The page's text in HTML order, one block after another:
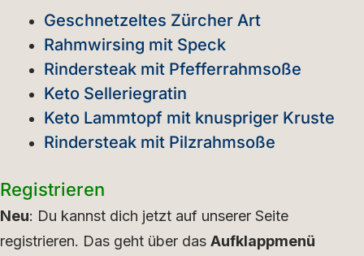
Geschnetzeltes Zürcher Art
Rahmwirsing mit Speck
Rindersteak mit Pfefferrahmsoße
Keto Selleriegratin
Keto Lammtopf mit knuspriger Kruste
Rindersteak mit Pilzrahmsoße
Registrieren
Neu: Du kannst dich jetzt auf unserer Seite
registrieren. Das geht über das Aufklappmenü